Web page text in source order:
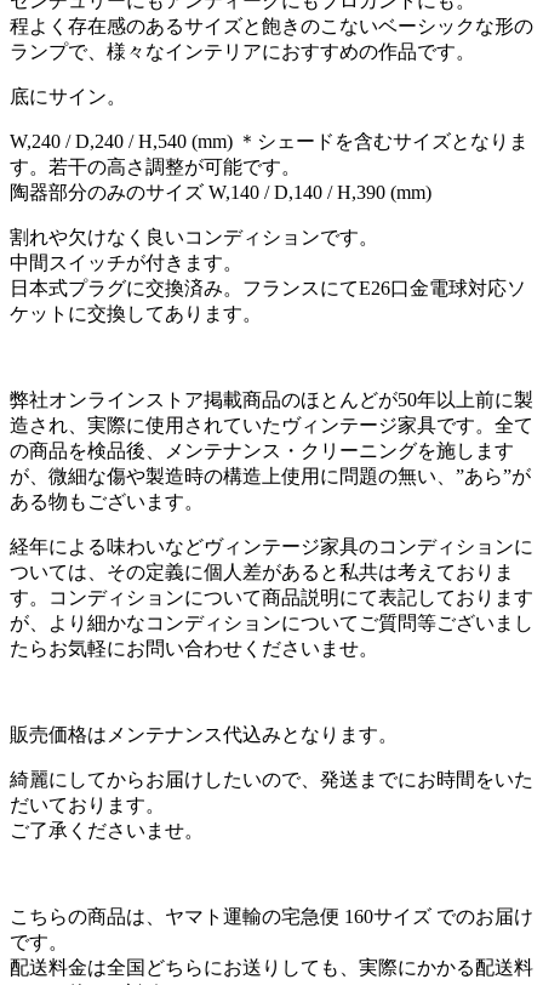
程よく存在感のあるサイズと飽きのこないベーシックな形の
ランプで、様々なインテリアにおすすめの作品です。
底にサイン。
W,240 / D,240 / H,540 (mm) ＊シェードを含むサイズとなりま
す。若干の高さ調整が可能です。
陶器部分のみのサイズ W,140 / D,140 / H,390 (mm)
割れや欠けなく良いコンディションです。
中間スイッチが付きます。
日本式プラグに交換済み。フランスにてE26口金電球対応ソ
ケットに交換してあります。
弊社オンラインストア掲載商品のほとんどが50年以上前に製
造され、実際に使用されていたヴィンテージ家具です。全て
の商品を検品後、メンテナンス・クリーニングを施します
が、微細な傷や製造時の構造上使用に問題の無い、”あら”が
ある物もございます。
経年による味わいなどヴィンテージ家具のコンディションに
ついては、その定義に個人差があると私共は考えておりま
す。コンディションについて商品説明にて表記しております
が、より細かなコンディションについてご質問等ございまし
たらお気軽にお問い合わせくださいませ。
販売価格はメンテナンス代込みとなります。
綺麗にしてからお届けしたいので、発送までにお時間をいた
だいております。
ご了承くださいませ。
こちらの商品は、ヤマト運輸の宅急便 160サイズ でのお届け
です。
配送料金は全国どちらにお送りしても、実際にかかる配送料